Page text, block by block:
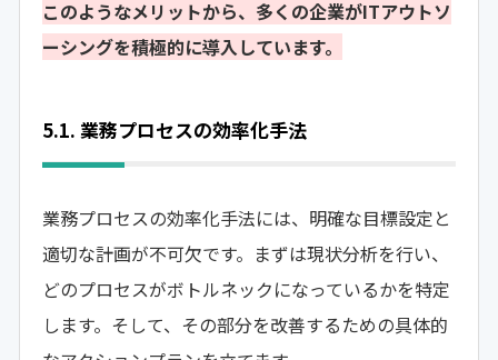
このようなメリットから、多くの企業がITアウトソ
ーシングを積極的に導入しています。
5.1. 業務プロセスの効率化手法
業務プロセスの効率化手法には、明確な目標設定と
適切な計画が不可欠です。まずは現状分析を行い、
どのプロセスがボトルネックになっているかを特定
します。そして、その部分を改善するための具体的